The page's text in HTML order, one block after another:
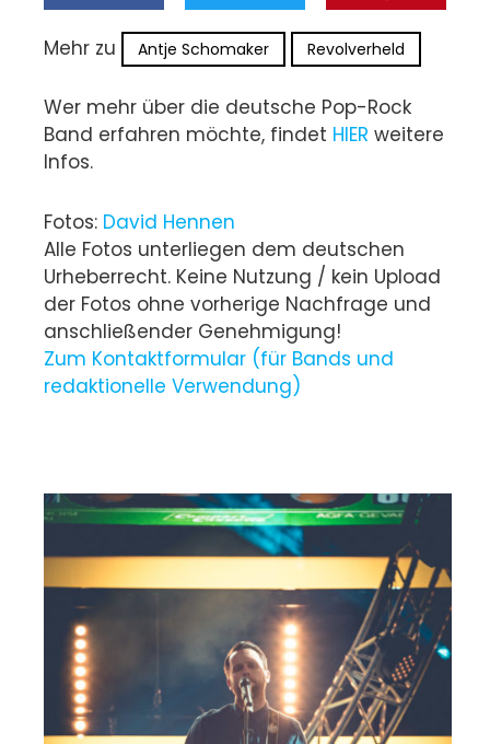
Mehr zu Antje Schomaker Revolverheld
Wer mehr über die deutsche Pop-Rock
Band erfahren möchte, findet HIER weitere
Infos.
Fotos: David Hennen
Alle Fotos unterliegen dem deutschen
Urheberrecht. Keine Nutzung / kein Upload
der Fotos ohne vorherige Nachfrage und
anschließender Genehmigung!
Zum Kontaktformular (für Bands und
redaktionelle Verwendung)